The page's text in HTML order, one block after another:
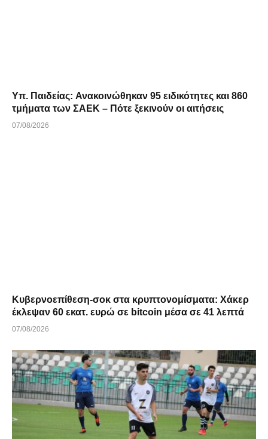
Υπ. Παιδείας: Ανακοινώθηκαν 95 ειδικότητες και 860
τμήματα των ΣΑΕΚ – Πότε ξεκινούν οι αιτήσεις
07/08/2026
Κυβερνοεπίθεση-σοκ στα κρυπτονομίσματα: Χάκερ
έκλεψαν 60 εκατ. ευρώ σε bitcoin μέσα σε 41 λεπτά
07/08/2026